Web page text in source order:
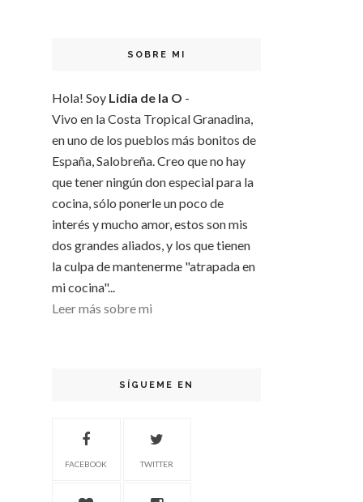
SOBRE MI
Hola! Soy Lidia de la O -
Vivo en la Costa Tropical Granadina,
en uno de los pueblos más bonitos de
España, Salobreña. Creo que no hay
que tener ningún don especial para la
cocina, sólo ponerle un poco de
interés y mucho amor, estos son mis
dos grandes aliados, y los que tienen
la culpa de mantenerme "atrapada en
mi cocina"...
Leer más sobre mi
SÍGUEME EN
FACEBOOK TWITTER